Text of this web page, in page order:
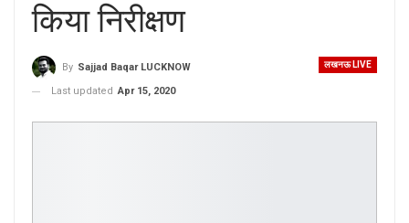
किया निरीक्षण
लखनऊ LIVE
By Sajjad Baqar LUCKNOW
Last updated Apr 15, 2020